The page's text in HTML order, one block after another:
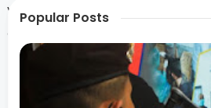
verifikasi ketat sesuai dengan
dalam AD/ART organisasi.
Popular Posts